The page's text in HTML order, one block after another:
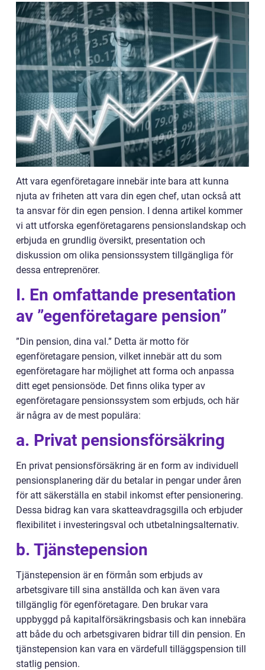
Att vara egenföretagare innebär inte bara att kunna
njuta av friheten att vara din egen chef, utan också att
ta ansvar för din egen pension. I denna artikel kommer
vi att utforska egenföretagarens pensionslandskap och
erbjuda en grundlig översikt, presentation och
diskussion om olika pensionssystem tillgängliga för
dessa entreprenörer.
I. En omfattande presentation
av ”egenföretagare pension”
”Din pension, dina val.” Detta är motto för
egenföretagare pension, vilket innebär att du som
egenföretagare har möjlighet att forma och anpassa
ditt eget pensionsöde. Det finns olika typer av
egenföretagare pensionssystem som erbjuds, och här
är några av de mest populära:
a. Privat pensionsförsäkring
En privat pensionsförsäkring är en form av individuell
pensionsplanering där du betalar in pengar under åren
för att säkerställa en stabil inkomst efter pensionering.
Dessa bidrag kan vara skatteavdragsgilla och erbjuder
flexibilitet i investeringsval och utbetalningsalternativ.
b. Tjänstepension
Tjänstepension är en förmån som erbjuds av
arbetsgivare till sina anställda och kan även vara
tillgänglig för egenföretagare. Den brukar vara
uppbyggd på kapitalförsäkringsbasis och kan innebära
att både du och arbetsgivaren bidrar till din pension. En
tjänstepension kan vara en värdefull tilläggspension till
statlig pension.